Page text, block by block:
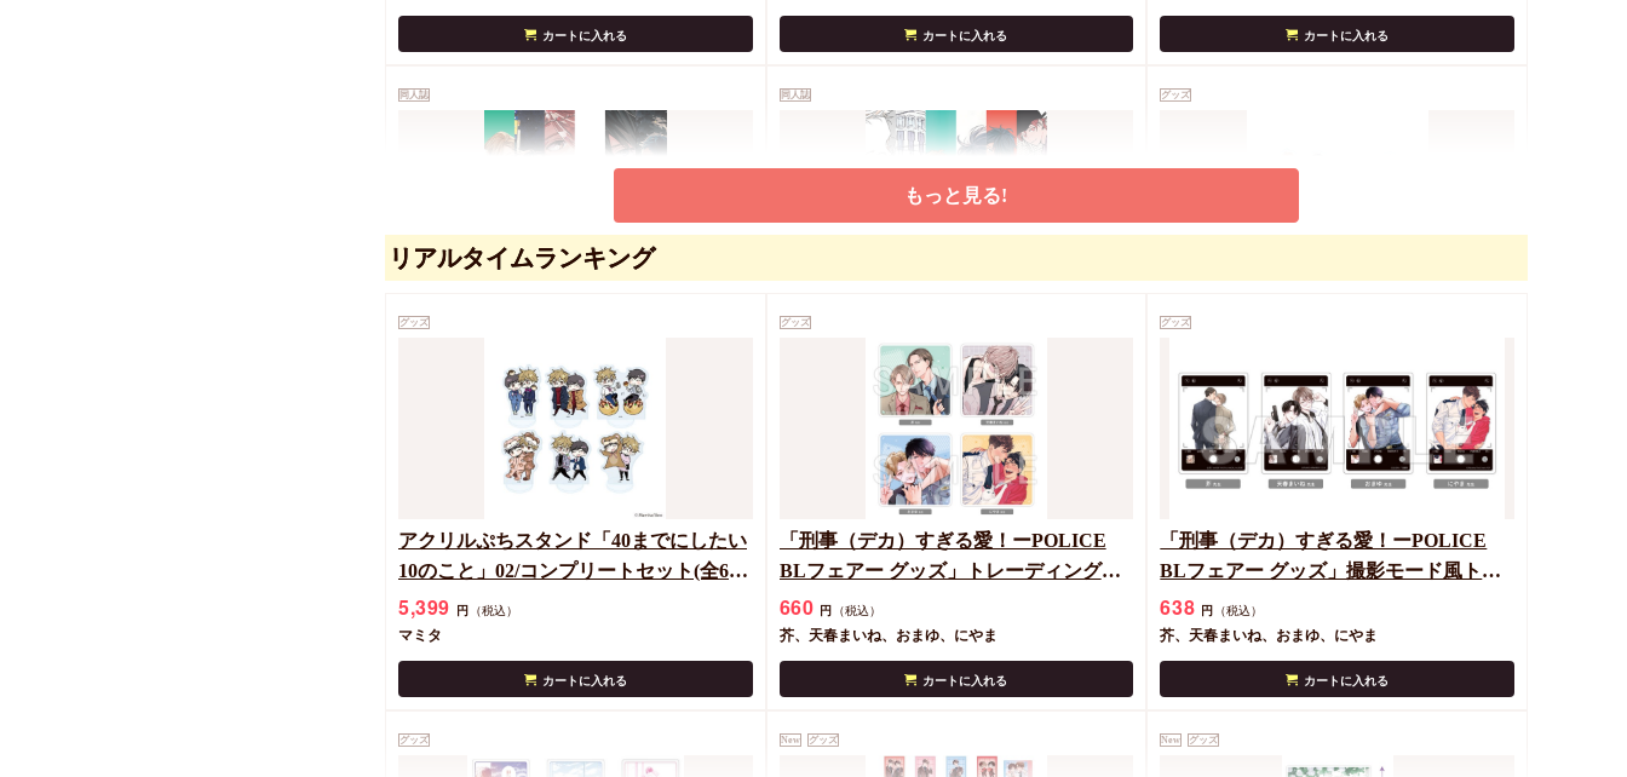
カートに入れる カートに入れる カートに入れる
同人誌
【同人グッズ】【ケースなし】ギヴンカ
カートに入れる
同人誌
【同人グッズ】【ケースなし】ギヴンカ
レンダー2020
（税込）
カートに入れる
グッズ
アクリルぷちスタンド「映画 ギヴン 海
ラフアートイラスト)
935 円 （税込）
キヅナツキ
カートに入れる
もっと見る!
リアルタイムランキング
グッズ
アクリルぷちスタンド「40までにしたい
10のこと」02/コンプリートセット(全6
種)(公式&描き下ろしイラスト)
5,399 円 （税込）
マミタ
カートに入れる
グッズ
「刑事（デカ）すぎる愛！ーPOLICE
BLフェアー グッズ」トレーディングア
クリルコースター＜A＞（全4種）
660 円 （税込）
芥、天春まいね、おまゆ、にやま
カートに入れる
グッズ
「刑事（デカ）すぎる愛！ーPOLICE
BLフェアー グッズ」撮影モード風トレ
ーディングアクリルカード＜A＞（全4
種）
638 円 （税込）
芥、天春まいね、おまゆ、にやま
カートに入れる
グッズ New グッズ New グッズ